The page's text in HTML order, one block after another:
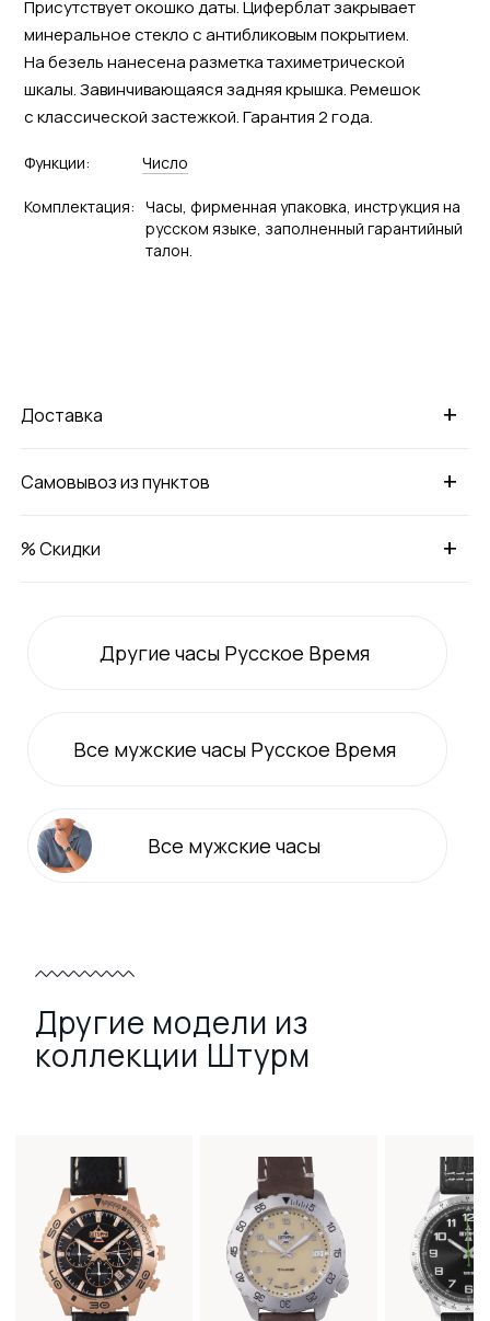
Присутствует окошко даты. Циферблат закрывает
минеральное стекло с антибликовым покрытием.
На безель нанесена разметка тахиметрической
шкалы. Завинчивающаяся задняя крышка. Ремешок
с классической застежкой. Гарантия 2 года.
Функции: Число
Комплектация: Часы, фирменная упаковка, инструкция на
русском языке, заполненный гарантийный
талон.
+
Доставка
+
Самовывоз из пунктов
+
% Скидки
Другие часы Русское Время
Все мужские часы Русское Время
Все мужские часы
Другие модели из
коллекции Штурм